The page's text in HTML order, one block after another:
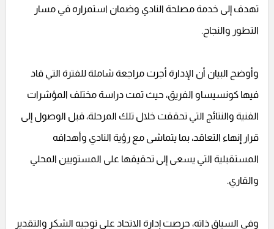
تهدف إلى خدمة مصلحة النادي وضمان استمراره في مسار
التطور والنجاح.
وأوضح البيان أن الإدارة أجرت مراجعة شاملة للفترة التي قاد
فيها كونسيساو الفريق، حيث تمت دراسة مختلف المؤشرات
الفنية والنتائج التي تحققت خلال تلك المرحلة، قبل الوصول إلى
قرار إنهاء التعاقد، بما يتماشى مع رؤية النادي وأهدافه
المستقبلية التي يسعى إلى تحقيقها على المستويين المحلي
والقاري.
وفي السياق ذاته، حرصت إدارة الاتحاد على توجيه الشكر والتقدير